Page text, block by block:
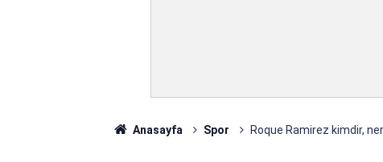
Anasayfa Spor Roque Ramirez kimdir,